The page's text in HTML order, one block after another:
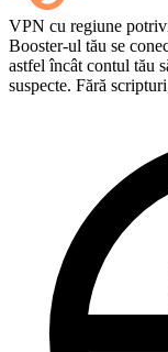
Da — fiecare meci
termină, iar dacă vrei
Streaming la
VPN cu regiune
Booster-ul tău se
astfel încât contul tău
suspecte. Fără